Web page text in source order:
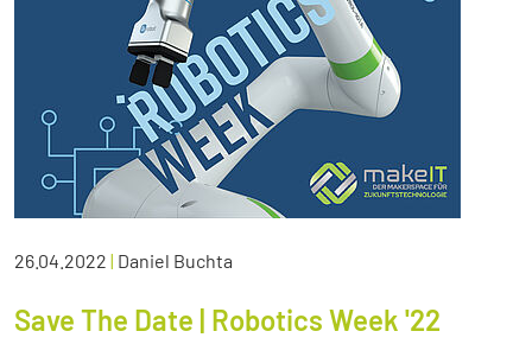
26.04.2022 | Daniel Buchta
Save The Date | Robotics Week '22